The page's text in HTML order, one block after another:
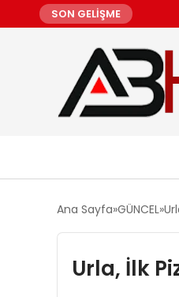
SON GELİŞME
Ana Sayfa GÜNCEL
Urla, İlk